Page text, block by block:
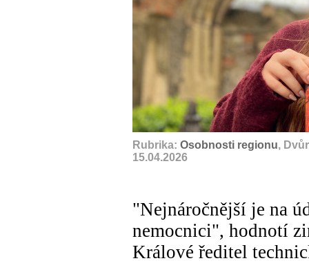
Rubrika: Osobnosti regionu,
15.04.2026
"Nejnáročnější je na
nemocnici", hodnotí
Králové ředitel